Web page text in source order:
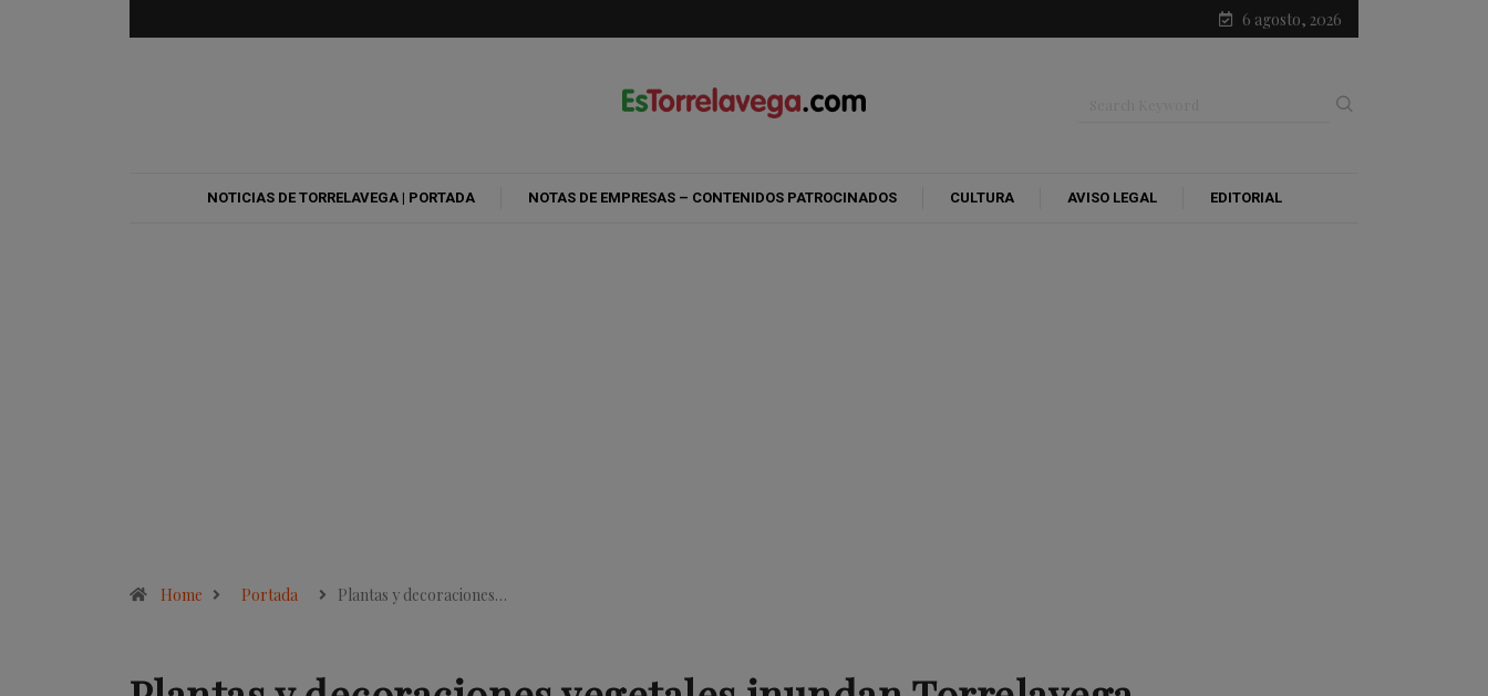
6 agosto, 2026
NOTICIAS DE TORRELAVEGA | PORTADA NOTAS DE EMPRESAS – CONTENIDOS PATROCINADOS CULTURA AVISO LEGAL EDITORIAL
Home Portada Plantas y decoraciones…